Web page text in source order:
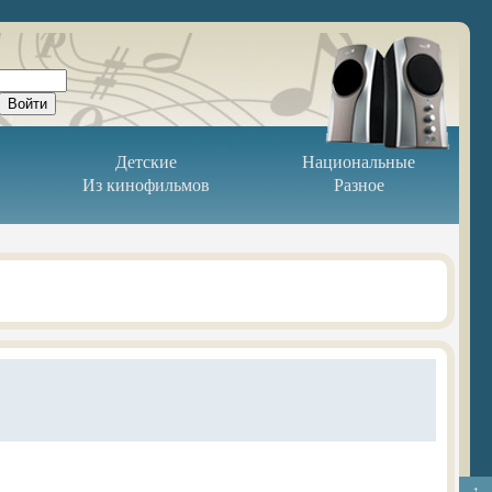
Детские
Национальные
Из кинофильмов Разное